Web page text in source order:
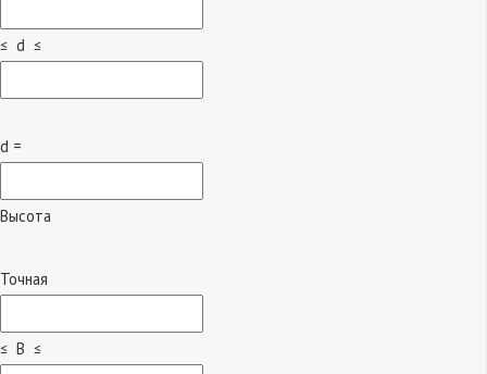
≤ d ≤
d =
Высота
Точная
≤ B ≤